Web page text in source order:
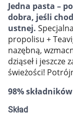
Jedna pasta –
dobra, jeśli
ustnej.
propolisu +
nazębną,
dziąseł i jeszcze
świeżości!
98%
Skład